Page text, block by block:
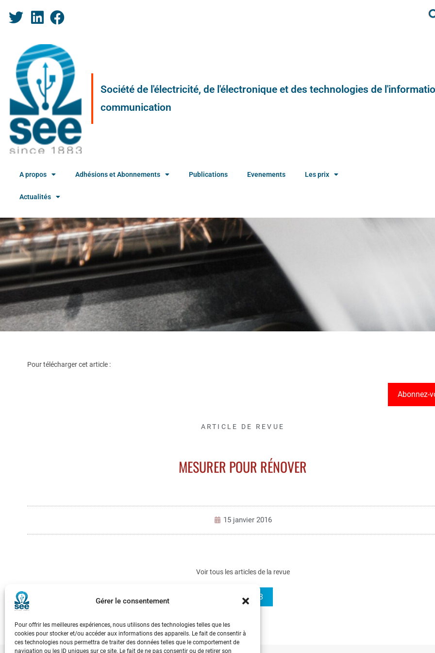
Gérer le consentement
Pour offrir les meilleures expériences, nous utilisons des technologies telles que les
cookies pour stocker et/ou accéder aux informations des appareils. Le fait de consentir à
ces technologies nous permettra de traiter des données telles que le comportement de
navigation ou les ID uniques sur ce site. Le fait de ne pas consentir ou de retirer son
Société de l'électricité, de l'électronique et des technologies de
communication
A propos Adhésions et Abonnements Publications Evenements Les prix
Actualités
Pour télécharger cet article :
Abonnez-
ARTICLE DE REVUE
MESURER POUR RÉNOVER
15 janvier 2016
Voir tous les articles de la revue
3EI 2016-83